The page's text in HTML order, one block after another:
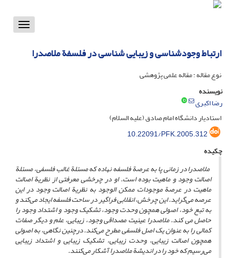
Toggle
ارتباط وجودشناسی و زیبایی شناسی در فلسفة ملاصدرا
نوع مقاله : مقاله علمی پژوهشی
نویسنده
رضا اکبری
استادیار دانشگاه امام صادق (علیه السلام)
10.22091/PFK.2005.312
چکیده
ملاصدرا در زمانی پا به عرصةفلسفه نهاده که مسئلةغالب فلسفی، مسئلة
اصالت وجود و ماهیت بوده است. او در چرخشی معرفتی از نظریةاصالت
ماهیت در عرصةموجودات ممکن الوجود به نظریة اصالت وجود در این
عرصه میگراید. این چرخش، انقلابی فراگیر در ساحت فلسفه ایجاد می‌کند و
به تبع خود، اصولی همچون وحدت وجود، تشکیک وجود و اشتداد وجود را
حاصل می کند. ملاصدرا عینیت مصداقی وجود، زیبایی، علم و دیگر صفات
کمالی را به عنوان یک اصل فلسفی مطرح می‌کند. درچنین نگاهی، به اصولی
همچون اصالت زیبایی، وحدت زیبایی، تشکیک زیبایی و اشتداد زیبایی
می‌رسیم که خود را در اندیشة ملاصدرا آشکار می‌کنند.